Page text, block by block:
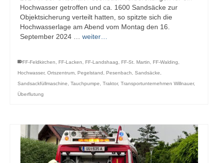
Hochwasser getroffen und ca. 1600 Sandsäcke zur
Objektsicherung verteilt hatten, so spitzte sich die
Hochwasserlage am Abend vom Montag den 16.
September 2024 … weiter…
FF-Feldkirchen FF-Lacken FF-Landshaag FF-St. Martin FF-Walding
Hochwasser, Ortszentrum Pegelstand Pesenbach Sandsäcke
Sandsackfüllmaschine
Tauchpumpe Traktor, Transportunternehmen Willnauer,
Überflutung